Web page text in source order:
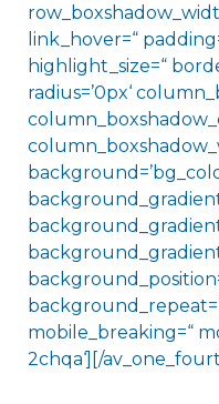
link_hover=“
highlight_size=“
radius=’0px‘
mobile_breaking=“
2chqa‘][/